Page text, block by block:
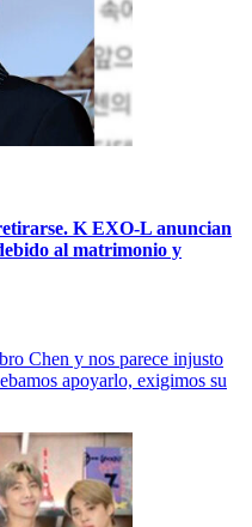
K EXO-L anuncian
al matrimonio y
Chen y nos parece injusto
apoyarlo, exigimos su